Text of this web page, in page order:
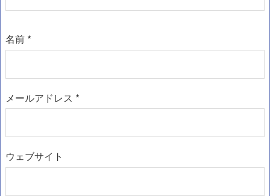
名前 *
メールアドレス *
ウェブサイト